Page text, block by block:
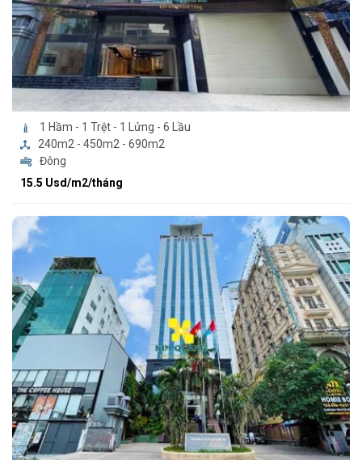
1 Hầm - 1 Trệt - 1 Lửng - 6 Lầu
240m2 - 450m2 - 690m2
Đông
15.5 Usd/m2/tháng